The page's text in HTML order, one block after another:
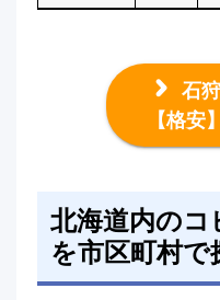
石
【格安
北海道内の
を市区町村で